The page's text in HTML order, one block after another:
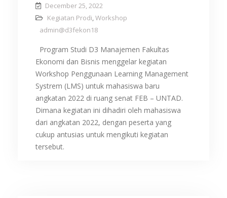
December 25, 2022
Kegiatan Prodi,Workshop
admin@d3fekon18
Program Studi D3 Manajemen Fakultas
Ekonomi dan Bisnis menggelar kegiatan
Workshop Penggunaan Learning Management
Systrem (LMS) untuk mahasiswa baru
angkatan 2022 di ruang senat FEB – UNTAD.
Dimana kegiatan ini dihadiri oleh mahasiswa
dari angkatan 2022, dengan peserta yang
cukup antusias untuk mengikuti kegiatan
tersebut.